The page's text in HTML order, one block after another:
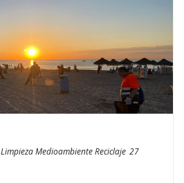
LimpiezaMedioambienteReciclaje 27